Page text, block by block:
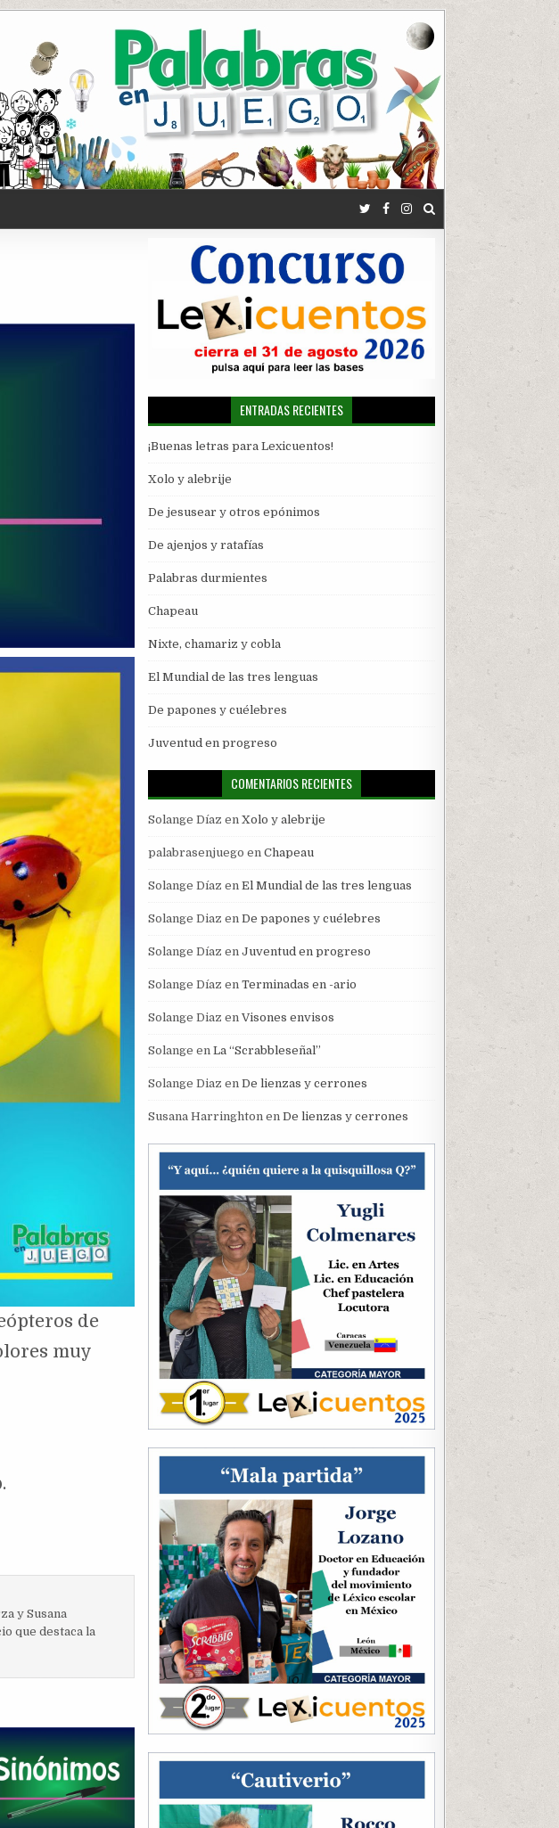
de
muy
y Susana
que destaca la
ENTRADAS RECIENTES
¡Buenas letras para Lexicuentos!
Xolo y alebrije
De jesusear y otros epónimos
De ajenjos y ratafías
Palabras durmientes
Chapeau
Nixte, chamariz y cobla
El Mundial de las tres lenguas
De papones y cuélebres
Juventud en progreso
COMENTARIOS RECIENTES
Solange Díaz enXolo y alebrije
palabrasenjuego enChapeau
Solange Díaz enEl Mundial de las tres lenguas
Solange Diaz enDe papones y cuélebres
Solange Díaz enJuventud en progreso
Solange Díaz enTerminadas en -ario
Solange Diaz enVisones envisos
Solange enLa “Scrabbleseñal”
Solange Diaz enDe lienzas y cerrones
Susana Harringhton enDe lienzas y cerrones